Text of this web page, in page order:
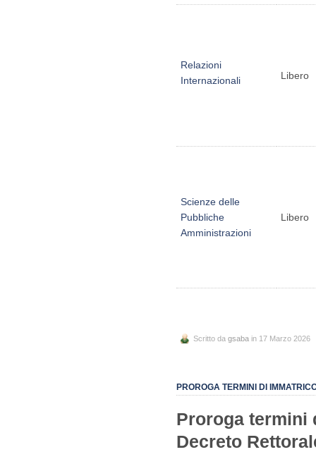
Relazioni
Internazionali
Libero
Scienze delle
Pubbliche
Amministrazioni
Libero
Scritto da gsaba in 17 Marzo 2026
PROROGA TERMINI DI
Proroga termini
Decreto